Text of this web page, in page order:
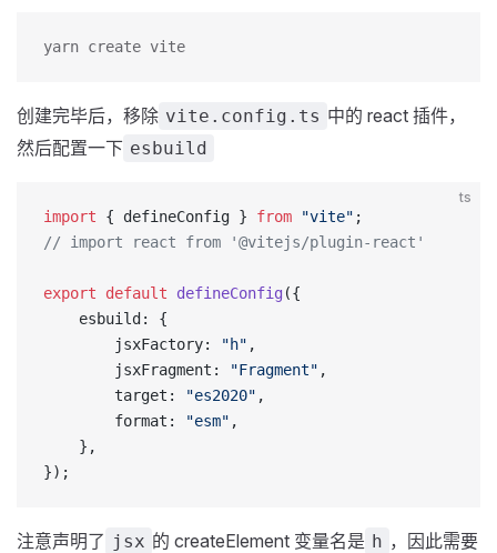
yarn create vite
创建完毕后，移除 vite.config.ts 中的 react 插件，
然后配置一下 esbuild
ts
import { defineConfig } from "vite" ;
// import react from '@vitejs/plugin-react'
export default defineConfig ({
    esbuild: {
        jsxFactory:
"h" ,
        jsxFragment:
"Fragment" ,
        target:
"es2020" ,
        format:
"esm" ,
    },
});
注意声明了 jsx 的 createElement 变量名是 h ，因此需要